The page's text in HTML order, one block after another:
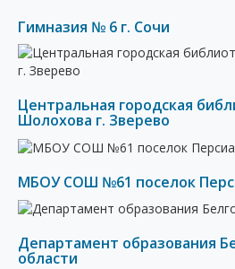
Гимназия № 6 г. Сочи
Центральная городская
Шолохова г. Зверево
МБОУ СОШ №61 поселок
Департамент образования
области